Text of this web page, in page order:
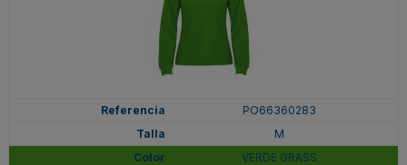
PO66360283
M
VERDE GRASS